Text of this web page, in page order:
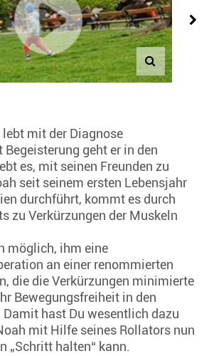
mit der Diagnose
Begeisterung geht er in den
es, mit seinen Freunden zu
seit seinem ersten Lebensjahr
durchführt, kommt es durch
zu Verkürzungen der Muskeln
möglich, ihm eine
an einer renommierten
die die Verkürzungen minimierte
Bewegungsfreiheit in den
hast Du wesentlich dazu
mit Hilfe seines Rollators nun
„Schritt halten“ kann.